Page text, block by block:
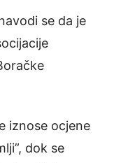
se da je
iznose ocjene
dok se